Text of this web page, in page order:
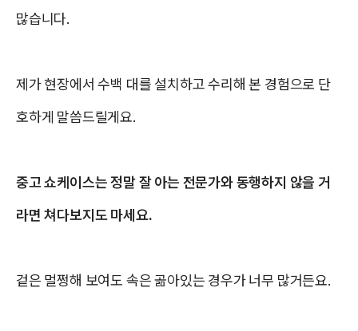
많습니다.
제가 현장에서 수백 대를 설치하고 수리해 본 경험으로 단
호하게 말씀드릴게요.
중고 쇼케이스는 정말 잘 아는 전문가와 동행하지 않을 거
라면 쳐다보지도 마세요.
겉은 멀쩡해 보여도 속은 곪아있는 경우가 너무 많거든요.